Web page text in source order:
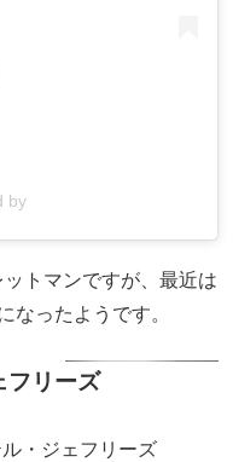
by
トマンですが、最近は
なったようです。
フリーズ
・ジェフリーズ